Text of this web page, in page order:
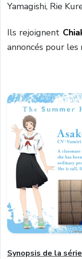
Yamagishi, Rie
Ils rejoignent
annoncés pour
Synopsis de la